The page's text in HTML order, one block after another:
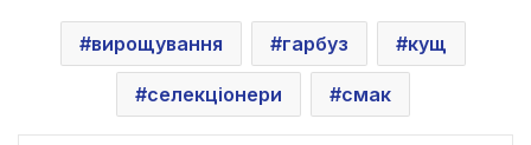
вирощування гарбуз кущ
селекціонери смак